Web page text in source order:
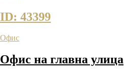
ID: 43399
Офис
Офис на главна улица